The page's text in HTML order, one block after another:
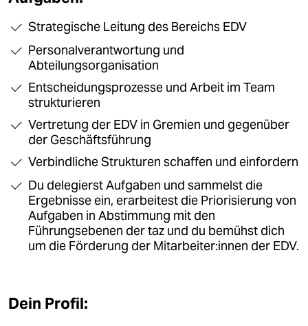
Bis zum heutigen Tage hat sich auch an unserer
grundlegend aktivistischen Haltung nichts
geändert. Der Begriff „Open Source“ ist für uns
keine gewöhnliche Phrase, sondern ein gelebter
Grundsatz im Alltag. Datensicherheit und
Verschlüsselung sind für uns von höchstem Wert,
schließlich sind unsere Kolleg:innen in der
Redaktion darauf in besonderem Maße
Und trotz aller technischen Professionalisierung
besteht in der taz-EDV wie eh und je die
Möglichkeit, neue Wege einzuschlagen – fernab
von Konzernabhängigkeiten. Diese
Unabhängigkeit wollen wir bewahren –
gemeinsam mit dir.
Strategische Leitung des Bereichs EDV
Personalverantwortung und
Abteilungsorganisation
Entscheidungsprozesse und Arbeit im Team
strukturieren
Vertretung der EDV in Gremien und gegenüber
der Geschäftsführung
Verbindliche Strukturen schaffen und einfordern
Du delegierst Aufgaben und sammelst die
Ergebnisse ein, erarbeitest die Priorisierung von
Aufgaben in Abstimmung mit den
Führungsebenen der taz und du bemühst dich
um die Förderung der Mitarbeiter:innen der EDV.
Dein Profil: